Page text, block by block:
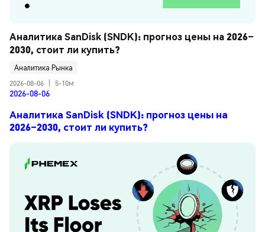
Аналитика SanDisk (SNDK): прогноз цены на 2026–
2030, стоит ли купить?
Аналитика Рынка
2026-08-06
5-10м
2026-08-06
Аналитика SanDisk (SNDK): прогноз цены на
2026–2030, стоит ли купить?